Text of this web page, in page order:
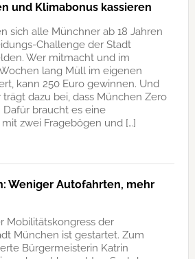
und Klimabonus kassieren
sich alle Münchner ab 18 Jahren
Challenge der Stadt
Wer mitmacht und im
lang Müll im eigenen
kann 250 Euro gewinnen. Und
trägt dazu bei, dass München Zero
Dafür braucht es eine
zwei Fragebögen und […]
Weniger Autofahrten, mehr
Mobilitätskongress der
München ist gestartet. Zum
Bürgermeisterin Katrin